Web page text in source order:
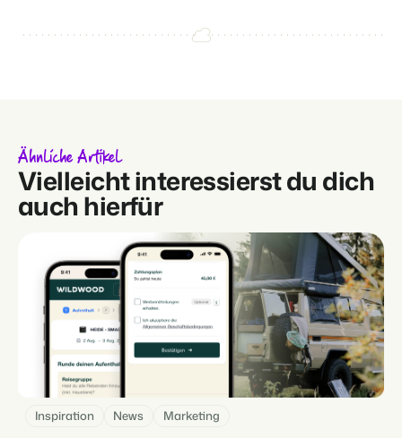
Ähnliche Artikel
Vielleicht interessierst du dich
auch hierfür
Inspiration News Marketing